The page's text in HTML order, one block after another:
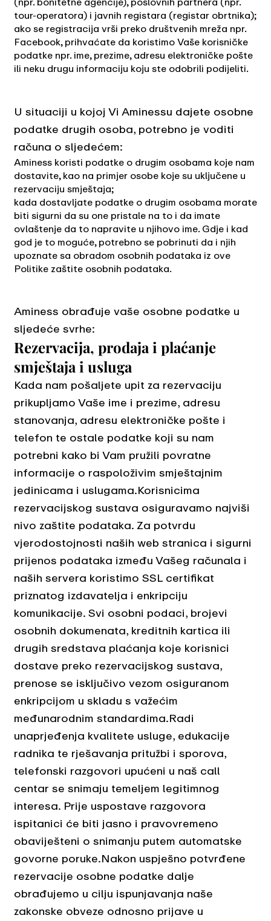
tour-operatora) i javnih registara (registar obrtnika);
ako se registracija vrši preko društvenih mreža npr.
Facebook, prihvaćate da koristimo Vaše korisničke
podatke npr. ime, prezime, adresu elektroničke pošte
ili neku drugu informaciju koju ste odobrili podijeliti.
U situaciji u kojoj Vi Aminessu dajete osobne
podatke drugih osoba, potrebno je voditi
računa o sljedećem:
Aminess koristi podatke o drugim osobama koje nam
dostavite, kao na primjer osobe koje su uključene u
rezervaciju smještaja;
kada dostavljate podatke o drugim osobama morate
biti sigurni da su one pristale na to i da imate
ovlaštenje da to napravite u njihovo ime. Gdje i kad
god je to moguće, potrebno se pobrinuti da i njih
upoznate sa obradom osobnih podataka iz ove
Politike zaštite osobnih podataka.
Aminess obrađuje vaše osobne podatke u
sljedeće svrhe:
Rezervacija, prodaja i plaćanje
smještaja i usluga
Kada nam pošaljete upit za rezervaciju
prikupljamo Vaše ime i prezime, adresu
stanovanja, adresu elektroničke pošte i
telefon te ostale podatke koji su nam
potrebni kako bi Vam pružili povratne
informacije o raspoloživim smještajnim
jedinicama i uslugama.Korisnicima
rezervacijskog sustava osiguravamo najviši
nivo zaštite podataka. Za potvrdu
vjerodostojnosti naših web stranica i sigurni
prijenos podataka između Vašeg računala i
naših servera koristimo SSL certifikat
priznatog izdavatelja i enkripciju
komunikacije. Svi osobni podaci, brojevi
osobnih dokumenata, kreditnih kartica ili
drugih sredstava plaćanja koje korisnici
dostave preko rezervacijskog sustava,
prenose se isključivo vezom osiguranom
enkripcijom u skladu s važećim
međunarodnim standardima.Radi
unaprjeđenja kvalitete usluge, edukacije
radnika te rješavanja pritužbi i sporova,
telefonski razgovori upućeni u naš call
centar se snimaju temeljem legitimnog
interesa. Prije uspostave razgovora
ispitanici će biti jasno i pravovremeno
obaviješteni o snimanju putem automatske
govorne poruke.Nakon uspješno potvrđene
rezervacije osobne podatke dalje
obrađujemo u cilju ispunjavanja naše
zakonske obveze odnosno prijave u